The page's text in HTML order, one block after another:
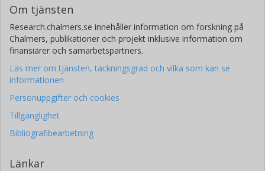
Om tjänsten
Research.chalmers.se innehåller information om forskning på
Chalmers, publikationer och projekt inklusive information om
finansiärer och samarbetspartners.
Läs mer om tjänsten, täckningsgrad och vilka som kan se
informationen
Personuppgifter och cookies
Tillgänglighet
Bibliografibearbetning
Länkar